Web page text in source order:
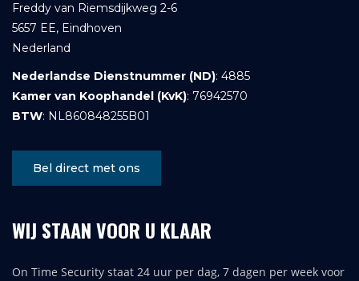
Freddy van Riemsdijkweg 2-6
5657 EE, Eindhoven
Nederland
Nederlandse Dienstnummer (ND): 4885
Kamer van Koophandel (KvK): 76942570
BTW: NL860848255B01
Bel direct met ons
WIJ STAAN VOOR U KLAAR
On Time Security staat 24 uur per dag, 7 dagen per week voor